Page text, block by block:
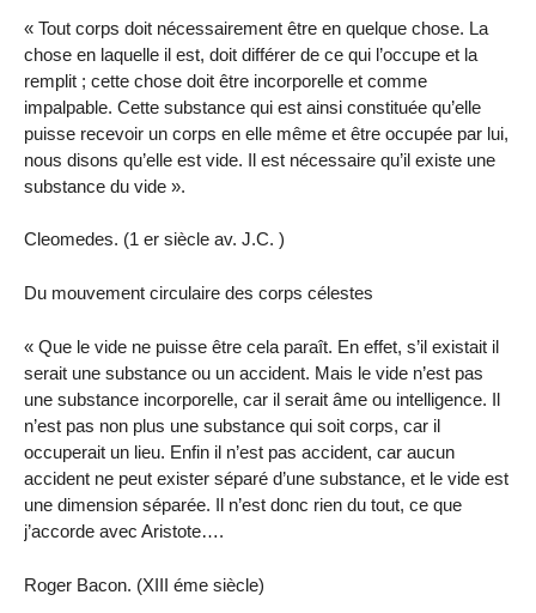
« Tout corps doit nécessairement être en quelque chose. La
chose en laquelle il est, doit différer de ce qui l’occupe et la
remplit ; cette chose doit être incorporelle et comme
impalpable. Cette substance qui est ainsi constituée qu’elle
puisse recevoir un corps en elle même et être occupée par lui,
nous disons qu’elle est vide. Il est nécessaire qu’il existe une
substance du vide ».
Cleomedes. (1 er siècle av. J.C. )
Du mouvement circulaire des corps célestes
« Que le vide ne puisse être cela paraît. En effet, s’il existait il
serait une substance ou un accident. Mais le vide n’est pas
une substance incorporelle, car il serait âme ou intelligence. Il
n’est pas non plus une substance qui soit corps, car il
occuperait un lieu. Enfin il n’est pas accident, car aucun
accident ne peut exister séparé d’une substance, et le vide est
une dimension séparée. Il n’est donc rien du tout, ce que
j’accorde avec Aristote….
Roger Bacon. (XIII éme siècle)